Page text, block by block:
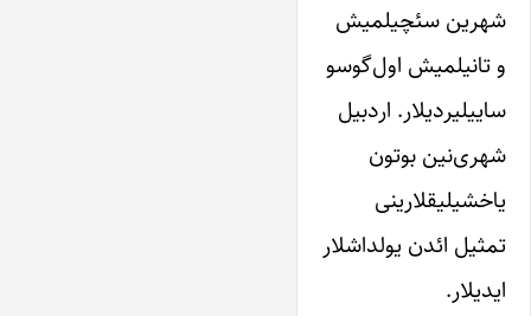
شهرین سئچیلمیش
و تانیلمیش اول‌گوسو
ساییلیردیلار. اردبیل
شهری‌نین بوتون
یاخشیلیقلارینی
تمثیل ائدن ‌یولداشلار‌
ایدیلار.